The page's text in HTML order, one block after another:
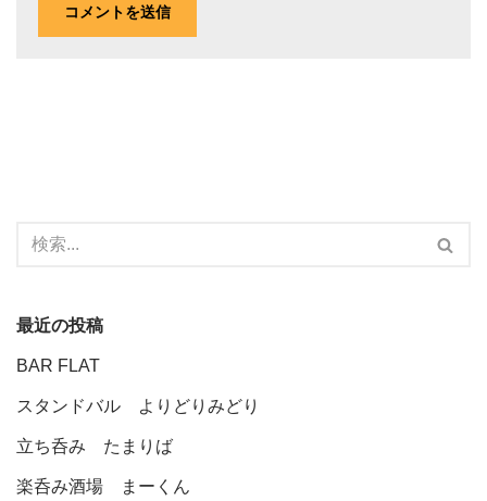
最近の投稿
BAR FLAT
スタンドバル よりどりみどり
立ち呑み たまりば
楽呑み酒場 まーくん